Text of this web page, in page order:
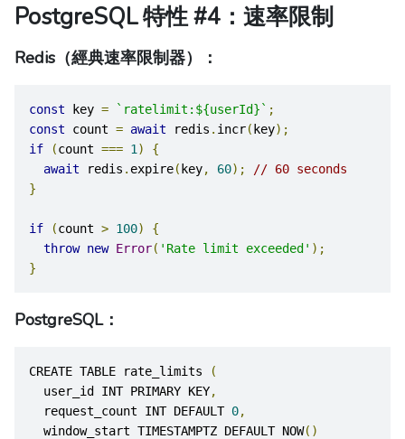
PostgreSQL 特性 #4：速率限制
Redis（經典速率限制器）：
const key = `ratelimit:${userId}` ;
const count = await redis . incr( key);
if
(count === 1 )
{
await redis . expire( key, 60);
// 60 seconds
}
if (count > 100)
{
throw new Error( 'Rate limit exceeded' );
}
PostgreSQL：
CREATE TABLE rate_limits
(
  user_id INT PRIMARY KEY
,
  request_count INT DEFAULT
0,
  window_start TIMESTAMPTZ DEFAULT NOW
()